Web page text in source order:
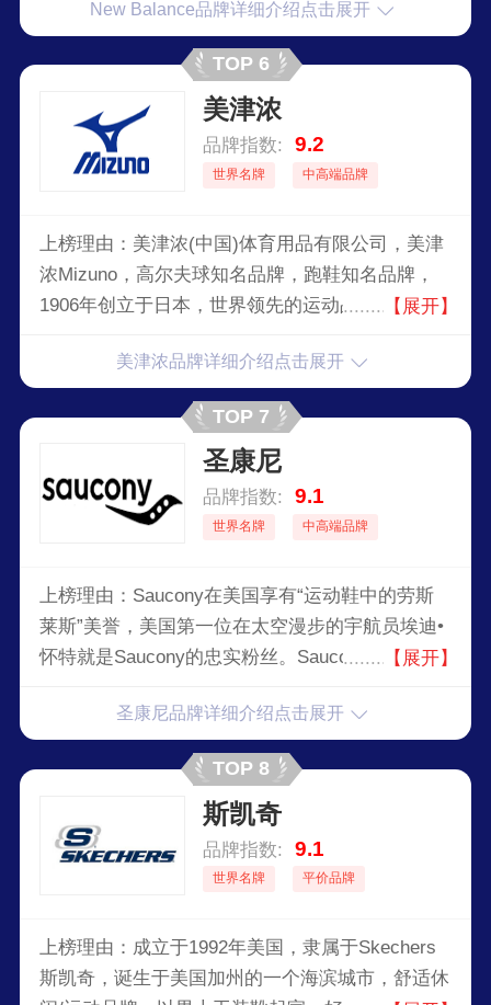
地开发更符合人体工学的鞋款。以追求极度舒适的
穿鞋感受为目标，结合流行设计感觉，
NewBalance已成为复古与创新的完美代表。
New Balance品牌详细介绍点击展开
TOP 6
美津浓
品牌指数: 9.2
世界名牌 中高端品牌
上榜理由：美津浓(中国)体育用品有限公司，美津
浓Mizuno，高尔夫球知名品牌，跑鞋知名品牌，
1906年创立于日本，世界领先的运动品牌之一，日
的运动器具、服装和鞋类生产商。
【展开】
美津浓品牌详细介绍点击展开
TOP 7
圣康尼
品牌指数: 9.1
世界名牌 中高端品牌
上榜理由：Saucony在美国享有“运动鞋中的劳斯
莱斯”美誉，美国第一位在太空漫步的宇航员埃迪•
怀特就是Saucony的忠实粉丝。Saucony运动鞋的
能够同时提供缓震和稳定功能的中底技术系统，可
极大地帮助跑步者获得最佳的保护和运动效果。
Saucony的最大特点在于能够适应每一个人不同的
脚型和步态，近几年均有在美国Runner’sWorld杂
志上获奖。
【展开】
圣康尼品牌详细介绍点击展开
TOP 8
斯凯奇
品牌指数: 9.1
世界名牌 平价品牌
上榜理由：成立于1992年美国，隶属于Skechers
斯凯奇，诞生于美国加州的一个海滨城市，舒适休